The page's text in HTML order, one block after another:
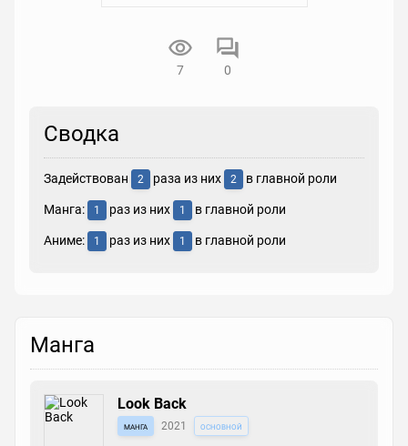
7 0
Сводка
Задействован 2 раза из них 2 в главной роли
Манга: 1 раз из них 1 в главной роли
Аниме: 1 раз из них 1 в главной роли
Манга
Look Back
манга 2021 основной